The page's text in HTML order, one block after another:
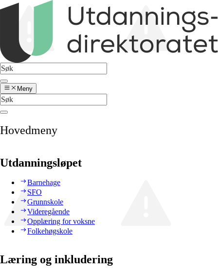
Meny
Hovedmeny
Utdanningsløpet
Barnehage
SFO
Grunnskole
Videregående
Opplæring for voksne
Folkehøgskole
Læring og inkludering